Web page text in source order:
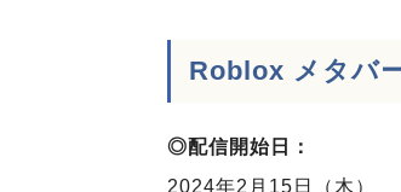
Roblox メタバ
◎配信開始日：
2024年2月15日（木）